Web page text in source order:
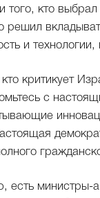
того, кто
решил
и
критикует
с
есть